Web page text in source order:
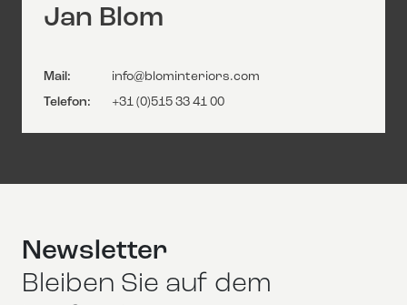
Jan Blom
Mail:
info@blominteriors.com
Telefon:
+31 (0)515 33 41 00
Newsletter
Bleiben Sie auf dem